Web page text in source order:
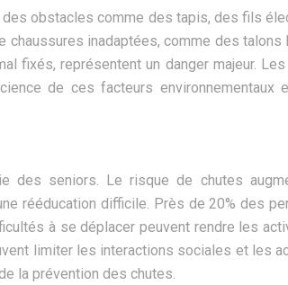
obstacles comme des tapis, des fils
inadaptées, comme des
fixés, représentent un danger majeur.
de ces facteurs environnementaux
seniors. Le risque de chutes
rééducation difficile. Près de 20% des
à se déplacer peuvent rendre les
limiter les interactions sociales et les
la prévention des chutes.